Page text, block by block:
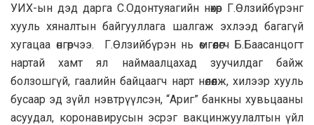
УИХ-ын дэд дарга С.Одонтуяагийн нөхөр Г.Өлзийбүрэнг
хууль хяналтын байгууллага шалгаж эхлээд багагүй
хугацаа өнгөрчээ. Г.Өлзийбүрэн нь өмгөөлөгч Б.Баасанцогт
нартай хамт ял наймаалцахад зуучилдаг байж
болзошгүй, гаалийн байцаагч нарт нөлөөлж, хилээр хууль
бусаар эд зүйл нэвтрүүлсэн, “Ариг” банкны хувьцааны
асуудал, коронавирусын эсрэг вакцинжуулалтын үйл